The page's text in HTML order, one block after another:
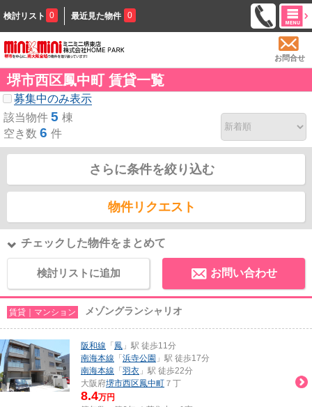
検討リスト 0 最近見た物件 0
お問合せ
堺市西区鳳中町 賃貸一覧
募集中のみ表示
該当物件 5 棟
空き数 6 件
さらに条件を絞り込む
物件リクエスト
チェックした物件をまとめて
検討リストに追加 お問い合わせ
賃貸｜マンション メゾングランシャリオ
阪和線 「 鳳 」駅 徒歩11分
南海本線 「 浜寺公園 」駅 徒歩17分
南海本線 「 羽衣 」駅 徒歩22分
大阪府堺市西区鳳中町 ７丁
8.4万円